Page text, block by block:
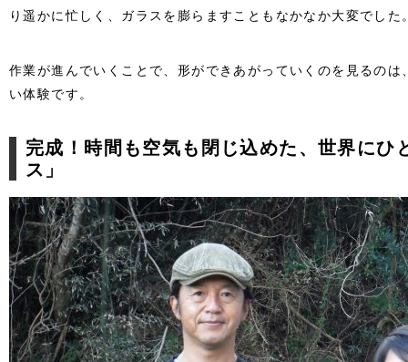
り遥かに忙しく、ガラスを膨らますこともなかなか大変でした
作業が進んでいくことで、形ができあがっていくのを見るの
い体験です。
完成！時間も空気も閉じ込めた、世界にひ
ス」